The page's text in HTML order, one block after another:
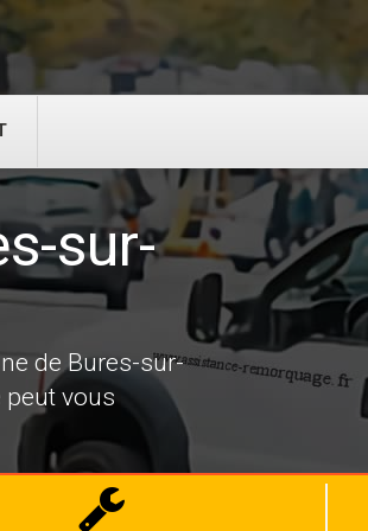
sur-
de Bures-sur-
peut vous
Dépannage